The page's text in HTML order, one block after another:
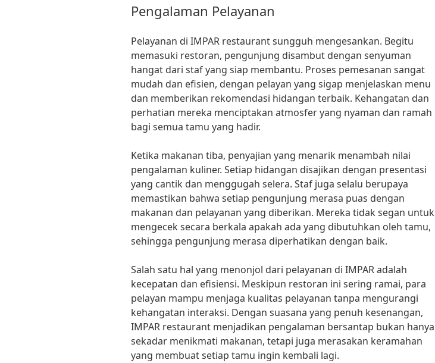
Pengalaman Pelayanan
Pelayanan di IMPAR restaurant sungguh mengesankan. Begitu
memasuki restoran, pengunjung disambut dengan senyuman
hangat dari staf yang siap membantu. Proses pemesanan sangat
mudah dan efisien, dengan pelayan yang sigap menjelaskan menu
dan memberikan rekomendasi hidangan terbaik. Kehangatan dan
perhatian mereka menciptakan atmosfer yang nyaman dan ramah
bagi semua tamu yang hadir.
Ketika makanan tiba, penyajian yang menarik menambah nilai
pengalaman kuliner. Setiap hidangan disajikan dengan presentasi
yang cantik dan menggugah selera. Staf juga selalu berupaya
memastikan bahwa setiap pengunjung merasa puas dengan
makanan dan pelayanan yang diberikan. Mereka tidak segan untuk
mengecek secara berkala apakah ada yang dibutuhkan oleh tamu,
sehingga pengunjung merasa diperhatikan dengan baik.
Salah satu hal yang menonjol dari pelayanan di IMPAR adalah
kecepatan dan efisiensi. Meskipun restoran ini sering ramai, para
pelayan mampu menjaga kualitas pelayanan tanpa mengurangi
kehangatan interaksi. Dengan suasana yang penuh kesenangan,
IMPAR restaurant menjadikan pengalaman bersantap bukan hanya
sekadar menikmati makanan, tetapi juga merasakan keramahan
yang membuat setiap tamu ingin kembali lagi.